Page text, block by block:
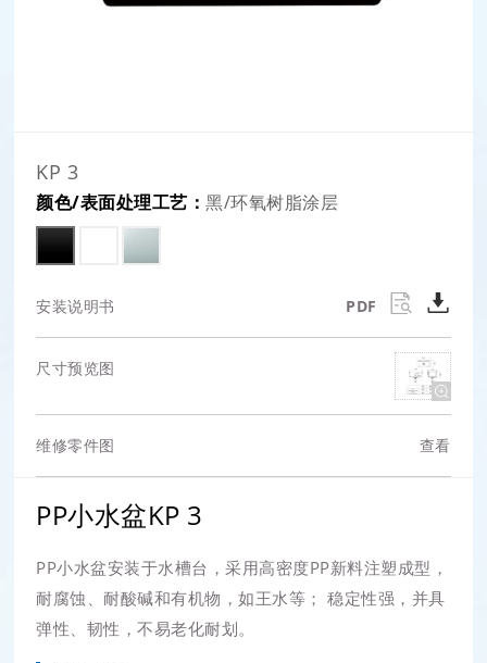
KP 3
颜色/表面处理工艺：黑/环氧树脂涂层
安装说明书 PDF
尺寸预览图
维修零件图 查看
PP小水盆KP 3
PP小水盆安装于水槽台，采用高密度PP新料注塑成型，
耐腐蚀、耐酸碱和有机物，如王水等； 稳定性强，并具
弹性、韧性，不易老化耐划。